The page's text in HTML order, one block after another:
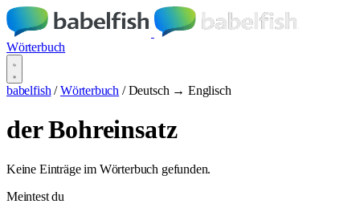
Wörterbuch
babelfish / Wörterbuch / Deutsch → Englisch
der Bohreinsatz
Keine Einträge im Wörterbuch gefunden.
Meintest du